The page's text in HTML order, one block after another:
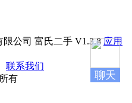
公司 富氏二手 V1.3.8 应用
联系我们
有
聊天